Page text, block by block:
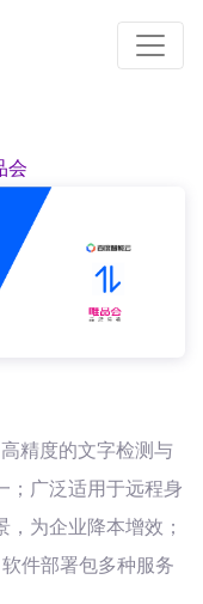
会
精度的文字检测与
；广泛适用于远程身
为企业降本增效；
件部署包多种服务